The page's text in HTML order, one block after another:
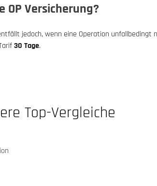
OP Versicherung?
jedoch, wenn eine Operation
30 Tage.
Top-Vergleiche